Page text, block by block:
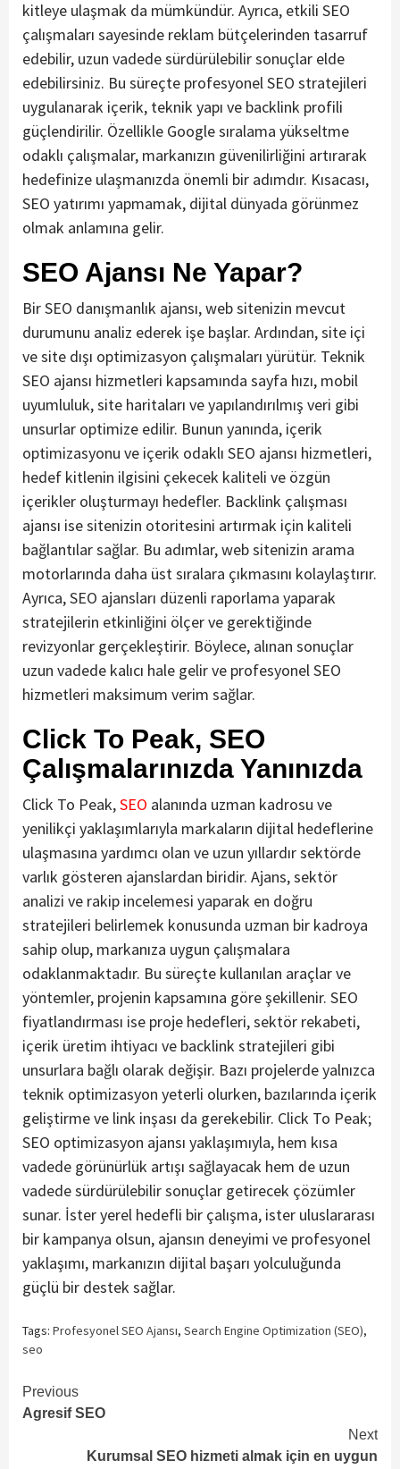
kitleye ulaşmak da mümkündür. Ayrıca, etkili SEO
çalışmaları sayesinde reklam bütçelerinden tasarruf
edebilir, uzun vadede sürdürülebilir sonuçlar elde
edebilirsiniz. Bu süreçte profesyonel SEO stratejileri
uygulanarak içerik, teknik yapı ve backlink profili
güçlendirilir. Özellikle Google sıralama yükseltme
odaklı çalışmalar, markanızın güvenilirliğini artırarak
hedefinize ulaşmanızda önemli bir adımdır. Kısacası,
SEO yatırımı yapmamak, dijital dünyada görünmez
olmak anlamına gelir.
SEO Ajansı Ne Yapar?
Bir SEO danışmanlık ajansı, web sitenizin mevcut
durumunu analiz ederek işe başlar. Ardından, site içi
ve site dışı optimizasyon çalışmaları yürütür. Teknik
SEO ajansı hizmetleri kapsamında sayfa hızı, mobil
uyumluluk, site haritaları ve yapılandırılmış veri gibi
unsurlar optimize edilir. Bunun yanında, içerik
optimizasyonu ve içerik odaklı SEO ajansı hizmetleri,
hedef kitlenin ilgisini çekecek kaliteli ve özgün
içerikler oluşturmayı hedefler. Backlink çalışması
ajansı ise sitenizin otoritesini artırmak için kaliteli
bağlantılar sağlar. Bu adımlar, web sitenizin arama
motorlarında daha üst sıralara çıkmasını kolaylaştırır.
Ayrıca, SEO ajansları düzenli raporlama yaparak
stratejilerin etkinliğini ölçer ve gerektiğinde
revizyonlar gerçekleştirir. Böylece, alınan sonuçlar
uzun vadede kalıcı hale gelir ve profesyonel SEO
hizmetleri maksimum verim sağlar.
Click To Peak, SEO
Çalışmalarınızda Yanınızda
Click To Peak,SEO alanında uzman kadrosu ve
yenilikçi yaklaşımlarıyla markaların dijital hedeflerine
ulaşmasına yardımcı olan ve uzun yıllardır sektörde
varlık gösteren ajanslardan biridir. Ajans, sektör
analizi ve rakip incelemesi yaparak en doğru
stratejileri belirlemek konusunda uzman bir kadroya
sahip olup, markanıza uygun çalışmalara
odaklanmaktadır. Bu süreçte kullanılan araçlar ve
yöntemler, projenin kapsamına göre şekillenir. SEO
fiyatlandırması ise proje hedefleri, sektör rekabeti,
içerik üretim ihtiyacı ve backlink stratejileri gibi
unsurlara bağlı olarak değişir. Bazı projelerde yalnızca
teknik optimizasyon yeterli olurken, bazılarında içerik
geliştirme ve link inşası da gerekebilir. Click To Peak;
SEO optimizasyon ajansı yaklaşımıyla, hem kısa
vadede görünürlük artışı sağlayacak hem de uzun
vadede sürdürülebilir sonuçlar getirecek çözümler
sunar. İster yerel hedefli bir çalışma, ister uluslararası
bir kampanya olsun, ajansın deneyimi ve profesyonel
yaklaşımı, markanızın dijital başarı yolculuğunda
güçlü bir destek sağlar.
Tags: Profesyonel SEO Ajansı, Search Engine Optimization (SEO),
seo
Continue
Reading
Previous
Agresif SEO
Next
Kurumsal SEO hizmeti almak için en uygun